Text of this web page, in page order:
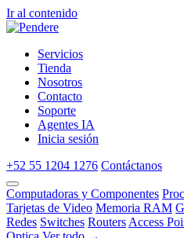
Ir al contenido
Servicios
Tienda
Nosotros
Contacto
Soporte
Agentes IA
Inicia sesión
+52 55 1204 1276 Contáctanos
Computadoras y Componentes
Tarjetas de Video Memoria RAM
Redes Switches Routers Access